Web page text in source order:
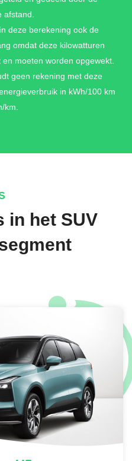
+ Bekleding, stof
verwarmd, multifunctioneel
Sfeerverlichting interieur (30
interieur (30
elektrisch verstelbaar incl
incl. middenarmsteun en
verwarmd, multifunctioneel en
interieur (30
verwarmbaar +
met massagefunctie
afstand.
deze berekening ook de
omdat deze kilowatturen
moeten worden opgewekt.
geen rekening met deze
in kWh/100 km
km.